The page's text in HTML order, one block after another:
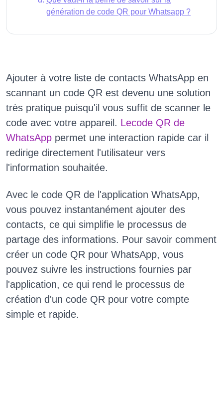
génération de code QR pour Whatsapp ?
Ajouter à votre liste de contacts WhatsApp en
scannant un code QR est devenu une solution
très pratique puisqu'il vous suffit de scanner le
code avec votre appareil. Lecode QR de
WhatsApp permet une interaction rapide car il
redirige directement l'utilisateur vers
l'information souhaitée.
Avec le code QR de l'application WhatsApp,
vous pouvez instantanément ajouter des
contacts, ce qui simplifie le processus de
partage des informations. Pour savoir comment
créer un code QR pour WhatsApp, vous
pouvez suivre les instructions fournies par
l'application, ce qui rend le processus de
création d'un code QR pour votre compte
simple et rapide.